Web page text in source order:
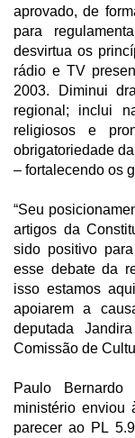
aprovado, de
para
desvirtua os
rádio e TV
2003. Diminui
regional; inclui
religiosos e
obrigatoriedade
– fortalecendo os
“Seu
artigos da
sido positivo
esse debate da
isso estamos
apoiarem a
deputada
Comissão de
Paulo
ministério enviou
parecer ao PL